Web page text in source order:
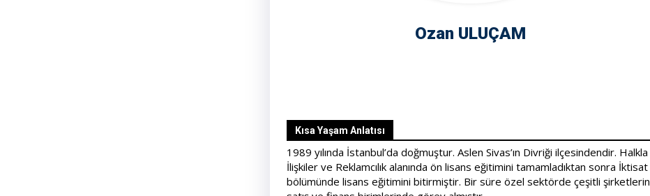
Ozan ULUÇAM
Kısa Yaşam Anlatısı
1989 yılında İstanbul’da doğmuştur. Aslen Sivas’ın Divriği ilçesindendir. Halkla
İlişkiler ve Reklamcılık alanında ön lisans eğitimini tamamladıktan sonra İktisat
bölümünde lisans eğitimini bitirmiştir. Bir süre özel sektörde çeşitli şirketlerin